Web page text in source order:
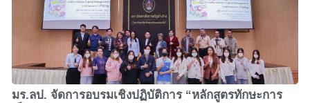
มร.ลป. จัดการอบรมเชิงปฏิบัติการ “หลักสูตรทักษะการ